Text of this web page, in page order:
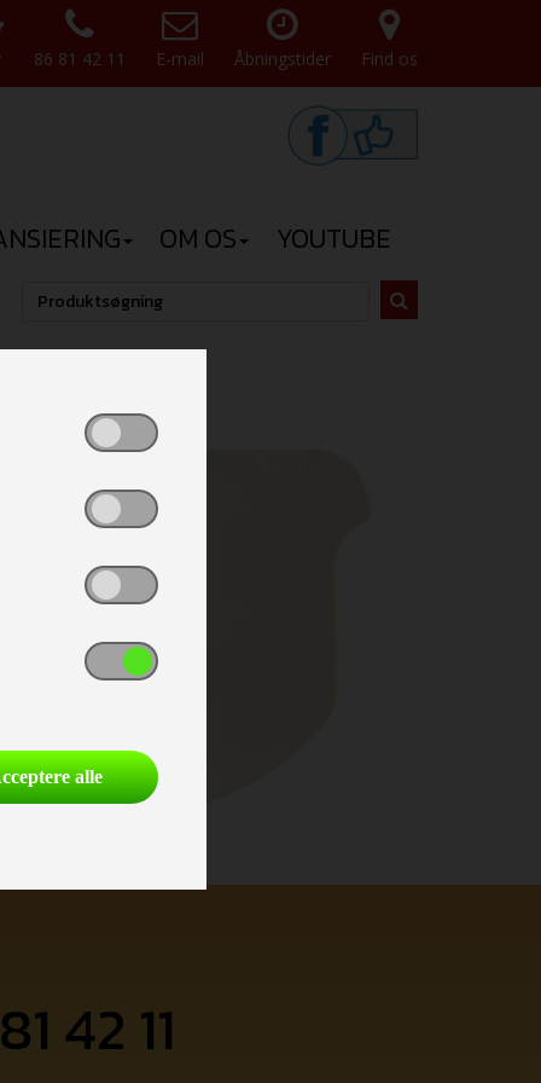
86 81 42 11 E-mail Åbningstider Find os
OM OS YOUTUBE
42 11
alle